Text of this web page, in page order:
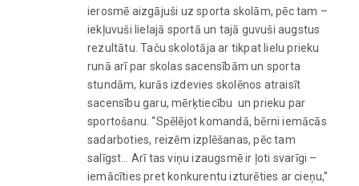
ierosmē aizgājuši uz sporta skolām, pēc tam –
iekļuvuši lielajā sportā un tajā guvuši augstus
rezultātu. Taču skolotāja ar tikpat lielu prieku
runā arī par skolas sacensībām un sporta
stundām, kurās izdevies skolēnos atraisīt
sacensību garu, mērķtiecību un prieku par
sportošanu. “Spēlējot komandā, bērni iemācās
sadarboties, reizēm izplēšanas, pēc tam
salīgst… Arī tas viņu izaugsmē ir ļoti svarīgi –
iemācīties pret konkurentu izturēties ar cieņu,”